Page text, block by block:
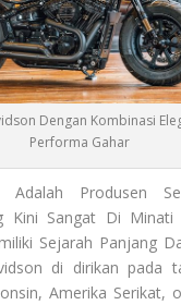
Dengan Kombinasi
Performa Gahar
Adalah Produsen
Kini Sangat Di Minati
Sejarah Panjang
di dirikan pada
Amerika Serikat,